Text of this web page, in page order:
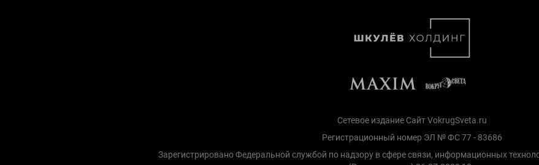
Сетевое издание Сайт VokrugSveta.ru
Регистрационный номер ЭЛ № ФС 77 - 83686
Зарегистрировано Федеральной службой по надзору в сфере связи, информационных